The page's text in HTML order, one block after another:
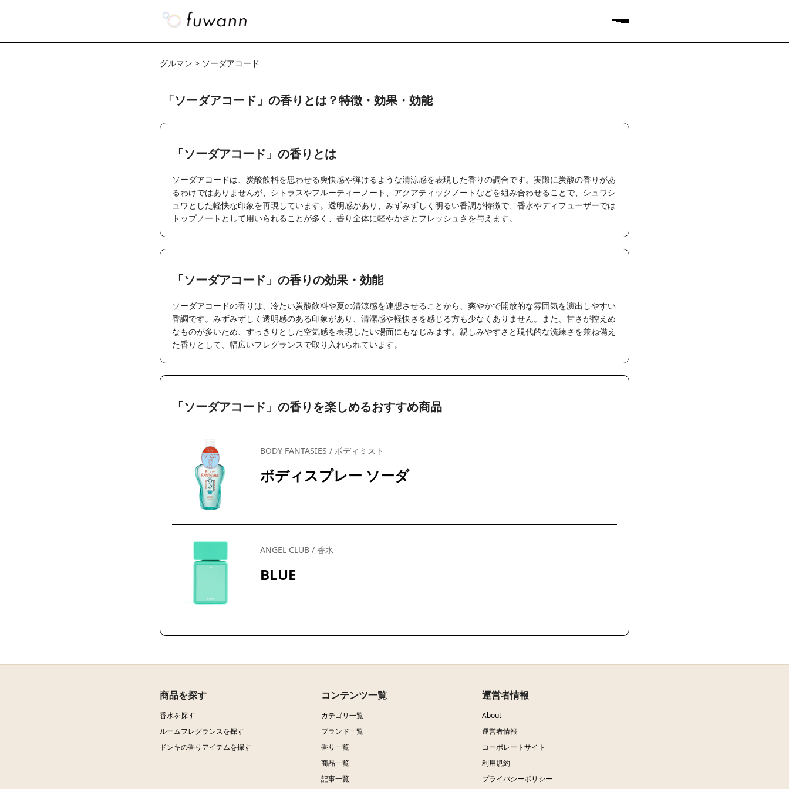
グルマン > ソーダアコード
「ソーダアコード」の香りとは？特徴・効果・効能
「ソーダアコード」の香りとは
ソーダアコードは、炭酸飲料を思わせる爽快感や弾けるような清涼感を表現した香りの調合です。実際に炭酸の香りがあ
るわけではありませんが、シトラスやフルーティーノート、アクアティックノートなどを組み合わせることで、シュワシ
ュワとした軽快な印象を再現しています。透明感があり、みずみずしく明るい香調が特徴で、香水やディフューザーでは
トップノートとして用いられることが多く、香り全体に軽やかさとフレッシュさを与えます。
「ソーダアコード」の香りの効果・効能
ソーダアコードの香りは、冷たい炭酸飲料や夏の清涼感を連想させることから、爽やかで開放的な雰囲気を演出しやすい
香調です。みずみずしく透明感のある印象があり、清潔感や軽快さを感じる方も少なくありません。また、甘さが控えめ
なものが多いため、すっきりとした空気感を表現したい場面にもなじみます。親しみやすさと現代的な洗練さを兼ね備え
た香りとして、幅広いフレグランスで取り入れられています。
「ソーダアコード」の香りを楽しめるおすすめ商品
BODY FANTASIES / ボディミスト
ボディスプレー ソーダ
ANGEL CLUB / 香水
BLUE
商品を探す
香水を探す
ルームフレグランスを探す
ドンキの香りアイテムを探す
コンテンツ一覧
カテゴリ一覧
ブランド一覧
香り一覧
商品一覧
記事一覧
運営者情報
About
運営者情報
コーポレートサイト
利用規約
プライバシーポリシー